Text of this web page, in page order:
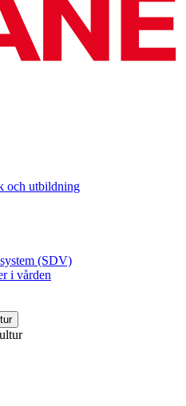
och utbildning
(SDV)
i vården